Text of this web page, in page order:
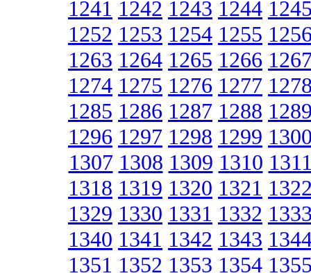
1241 1242 1243 1244
1252 1253 1254 1255
1263 1264 1265 1266
1274 1275 1276 1277
1285 1286 1287 1288
1296 1297 1298 1299
1307 1308 1309 1310
1318 1319 1320 1321
1329 1330 1331 1332
1340 1341 1342 1343
1351 1352 1353 1354